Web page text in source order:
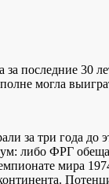
последние 30
могла
за три года до
либо ФРГ
мира